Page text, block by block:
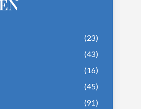
(23)
(43)
(16)
(45)
(91)